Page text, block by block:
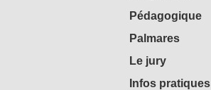
Pédagogique
Palmares
Le jury
Infos pratiques